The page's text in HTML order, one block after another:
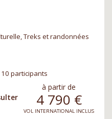
Treks et randonnées
participants
à partir de
4 790 €
VOL INTERNATIONAL INCLUS